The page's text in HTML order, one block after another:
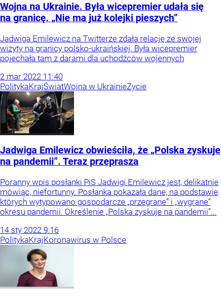
Wojna na Ukrainie. Była wicepremier udała się
na granicę. „Nie ma już kolejki pieszych”
Jadwiga Emilewicz na Twitterze zdała relację ze swojej
wizyty na granicy polsko-ukraińskiej. Była wicepremier
pojechała tam z darami dla uchodźców wojennych
2 mar 2022 11:40
PolitykaKrajŚwiatWojna w UkrainieŻycie
Jadwiga Emilewicz obwieściła, że „Polska zyskuje
na pandemii”. Teraz przeprasza
Poranny wpis posłanki PiS Jadwigi Emilewicz jest, delikatnie
mówiąc, niefortunny. Posłanka pokazała dane, na podstawie
których wytypowano gospodarcze „przegrane” i „wygrane”
okresu pandemii. Określenie „Polska zyskuje na pandemii”...
14 sty 2022 9:16
PolitykaKrajKoronawirus w Polsce